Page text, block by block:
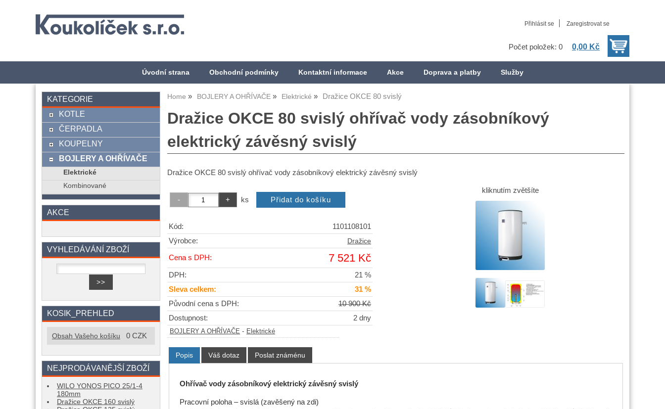
Přihlásit se Zaregistrovat se
Počet položek: 0 0,00 Kč
Úvodní strana Obchodní podmínky Kontaktní informace Akce Doprava a platby Služby
Home BOJLERY A OHŘÍVAČE Elektrické Dražice OKCE 80 svislý
Dražice OKCE 80 svislý ohřívač vody zásobníkový
elektrický závěsný svislý
Dražice OKCE 80 svislý ohřívač vody zásobníkový elektrický závěsný svislý
kliknutím zvětšíte
ks
Kód:
1101108101
Výrobce:
Dražice
Cena s DPH: 7 521 Kč
DPH:
21 %
Sleva celkem:
31 %
Původní cena s DPH:
10 900 Kč
Dostupnost:
2 dny
BOJLERY A OHŘÍVAČE - Elektrické
Popis Váš dotaz Poslat známénu
Ohřívač vody zásobníkový elektrický závěsný svislý
Pracovní poloha – svislá (zavěšený na zdi)
KATEGORIE
KOTLE
ČERPADLA
KOUPELNY
BOJLERY A OHŘÍVAČE
Elektrické
Kombinované
AKCE
VYHLEDÁVÁNÍ ZBOŽÍ
KOSIK_PREHLED
Obsah Vašeho košíku 0 CZK
NEJPRODÁVANĚJŠÍ ZBOŽÍ
WILO YONOS PICO 25/1-4
180mm
Dražice OKCE 160 svislý